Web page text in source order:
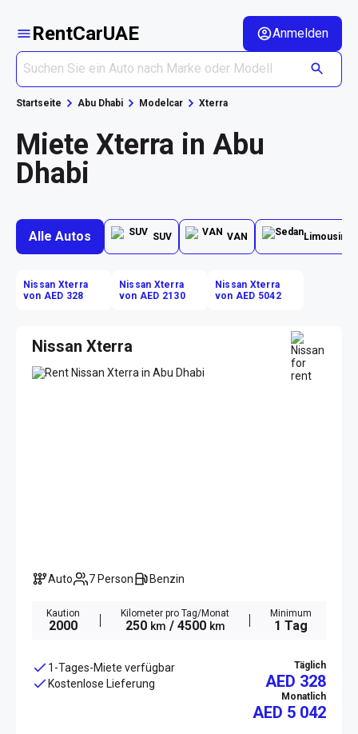
RentCarUAE Anmelden
Startseite Abu Dhabi Modelcar Xterra
Miete Xterra in Abu
Dhabi
Alle Autos SUV VAN Limousine
Nissan Xterra
von AED 328
Nissan Xterra
von AED 2130
Nissan Xterra
von AED 5042
Nissan Xterra
Auto 7 Person Benzin
Kaution
2000
Kilometer pro Tag/Monat
250 km / 4500 km
Minimum
1 Tag
1-Tages-Miete verfügbar
Kostenlose Lieferung
Täglich
AED 328
Monatlich
AED 5 042